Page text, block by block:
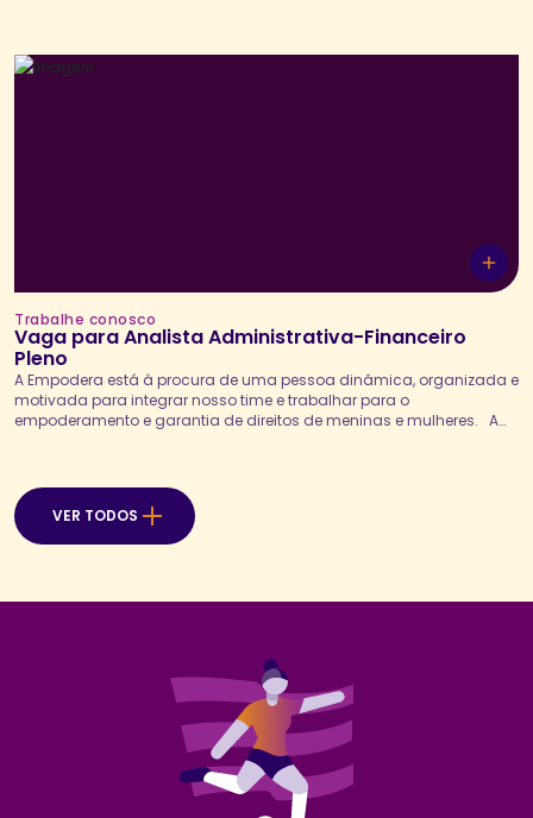
organização, assegurando a sustentabilidade institucional, a...
Trabalhe conosco
Vaga para Analista Administrativa-Financeiro
Pleno
A Empodera está à procura de uma pessoa dinâmica, organizada e
motivada para integrar nosso time e trabalhar para o
empoderamento e garantia de direitos de meninas e mulheres. A
VER TODOS